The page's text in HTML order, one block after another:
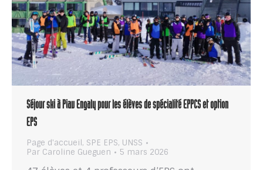
Séjour ski à Piau Engaly pour les élèves de spécialité EPPCS et option
EPS
Page d'accueil, SPE EPS, UNSS
Par Caroline Gueguen 5 mars 2026